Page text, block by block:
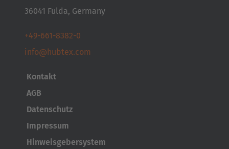
36041 Fulda, Germany
+49-661-8382-0
info@hubtex.com
Kontakt
AGB
Datenschutz
Impressum
Hinweisgebersystem